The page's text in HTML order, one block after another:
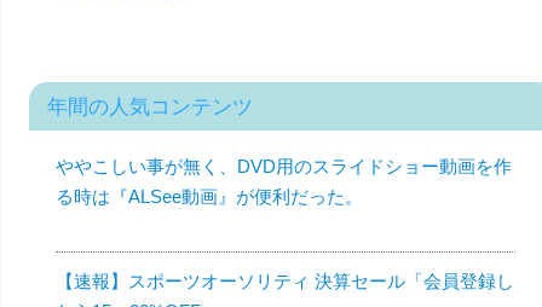
年間の人気コンテンツ
ややこしい事が無く、DVD用のスライドショー動画を作
る時は『ALSee動画』が便利だった。
【速報】スポーツオーソリティ 決算セール「会員登録し